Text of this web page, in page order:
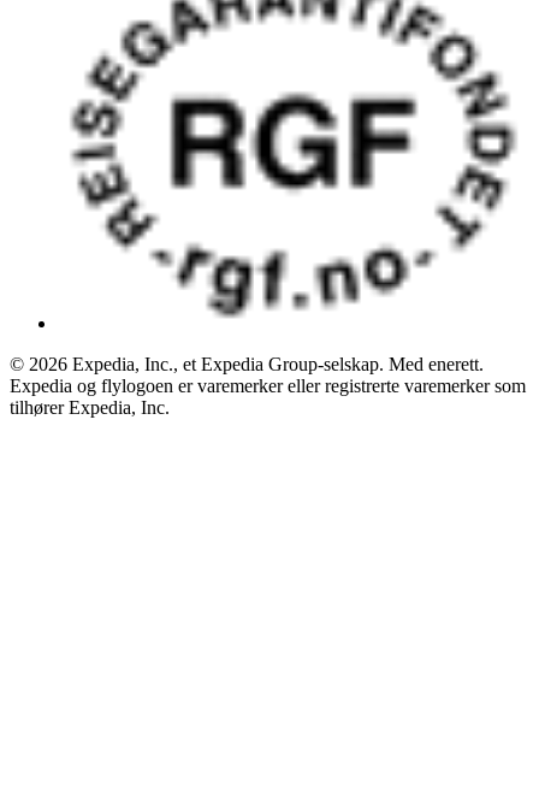
© 2026 Expedia, Inc., et Expedia Group-selskap. Med enerett.
Expedia og flylogoen er varemerker eller registrerte varemerker som
tilhører Expedia, Inc.